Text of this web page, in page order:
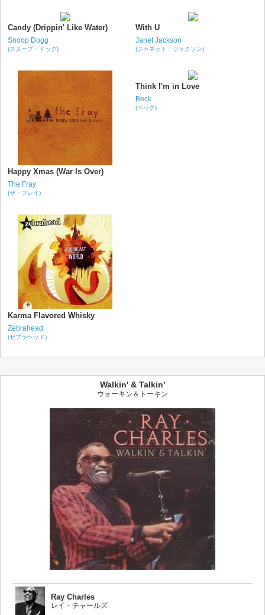
Candy (Drippin' Like Water)
Snoop Dogg
(スヌープ・ドッグ)
With U
Janet Jackson
(ジャネット・ジャクソン)
Happy Xmas (War Is Over)
The Fray
(ザ・フレイ)
Think I'm in Love
Beck
(ベック)
Karma Flavored Whisky
Zebrahead
(ゼブラヘッド)
Walkin' & Talkin'
ウォーキン＆トーキン
Ray Charles
レイ・チャールズ